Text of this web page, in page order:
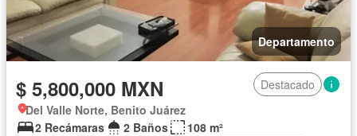
Departamento
$ 5,800,000 MXN
Destacado
Del Valle Norte, Benito Juárez
2 Recámaras
2 Baños
108 m²